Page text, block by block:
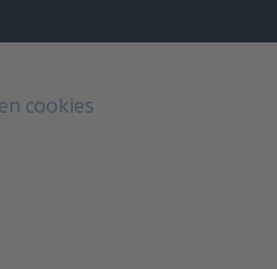
cookies